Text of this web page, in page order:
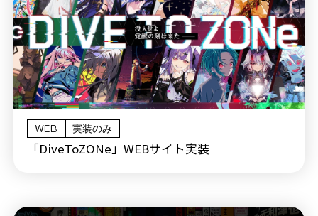
WEB 実装のみ
「DiveToZONe」WEBサイト実装